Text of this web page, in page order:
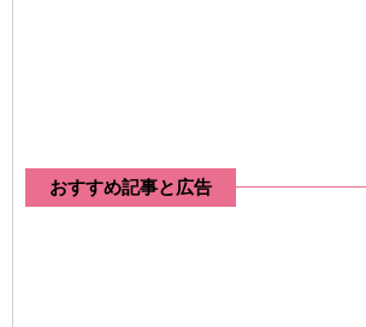
おすすめ記事と広告